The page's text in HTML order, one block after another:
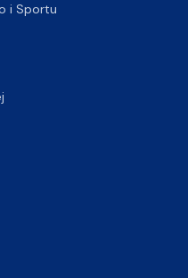
i Sportu